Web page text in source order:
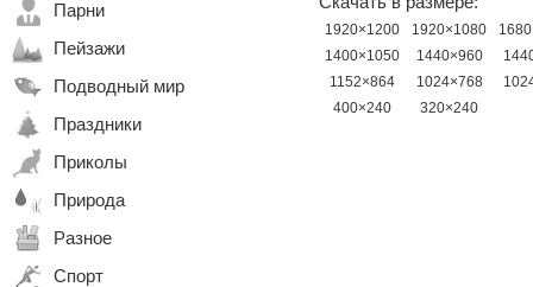
Парни
Пейзажи
Подводный мир
Праздники
Приколы
Природа
Разное
Спорт
1920×1200 1920×1080
1400×1050
1440×960
1152×864
1024×768
400×240
320×240